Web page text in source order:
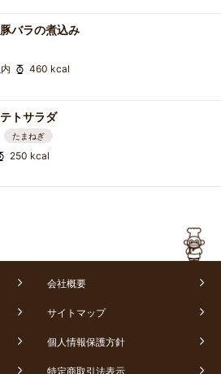
バラの煮込み
460 kcal
トサラダ
たまねぎ
250 kcal
会社概要
サイトマップ
個人情報保護方針
特定商取引法表示